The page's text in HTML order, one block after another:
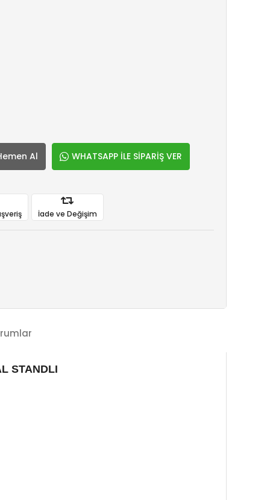
Al WHATSAPP İLE SİPARİŞ VER
İade ve Değişim
STANDLI